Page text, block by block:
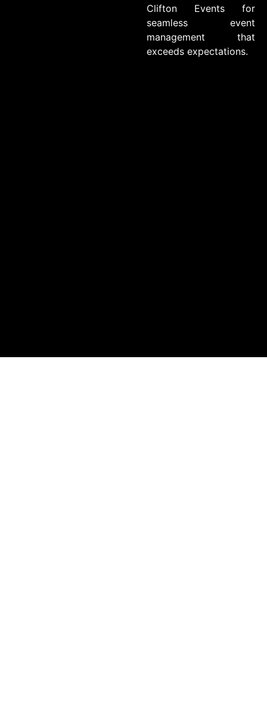
Clifton Events for
seamless event
management that
exceeds expectations.